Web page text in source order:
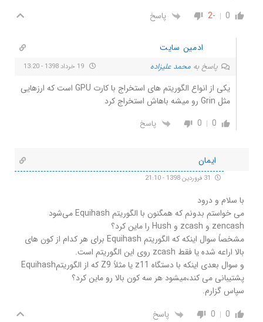
0
-2 پاسخ
ادمین سایت
پاسخ به محمد علیزاده
یکی از انواع الگوریتم های استخراج با کارت GPU است که ارزهایی
مثل Grin رو میشه باهاش استخراج کرد
0
0 پاسخ
ایمان
با سلام و درود
می خواستم بدونم که همگنون با الگوریتم Equihash می‌شود
zencash و zcash و Hush را ماین کرد؟
مشخصاً سوال اینکه که الگوریتم Equihash برای هر کدام از کون های
بالا اراعه شده یا فقط zcash روی این الگوریتم است.
و سوال بعدی اینکه با دستگاه z11 یا مثلاً Z9 که از الگوریتمEquihash
پشتیبانی می کند،میشود هر سه کون بالا رو ماین کرد؟
سپاس گزارم.
0
0 پاسخ